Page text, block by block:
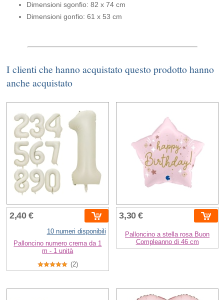
Dimensioni sgonfio: 82 x 74 cm
Dimensioni gonfio: 61 x 53 cm
I clienti che hanno acquistato questo prodotto hanno
anche acquistato
2,40 €
10 numeri disponibili
Palloncino numero crema da 1
m - 1 unità
(2)
3,30 €
Palloncino a stella rosa Buon
Compleanno di 46 cm